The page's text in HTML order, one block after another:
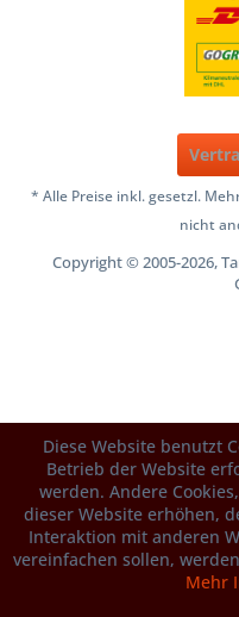
* Alle Preise inkl. gesetzl.
nicht
Copyright © 2005-2026,
Diese Website benutzt
Betrieb der Website
werden. Andere
dieser Website erhöhen,
Interaktion mit anderen
vereinfachen sollen,
Mehr